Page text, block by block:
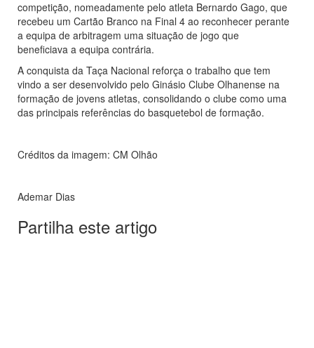
competição, nomeadamente pelo atleta Bernardo Gago, que
recebeu um Cartão Branco na Final 4 ao reconhecer perante
a equipa de arbitragem uma situação de jogo que
beneficiava a equipa contrária.
A conquista da Taça Nacional reforça o trabalho que tem
vindo a ser desenvolvido pelo Ginásio Clube Olhanense na
formação de jovens atletas, consolidando o clube como uma
das principais referências do basquetebol de formação.
Créditos da imagem: CM Olhão
Ademar Dias
Partilha este artigo